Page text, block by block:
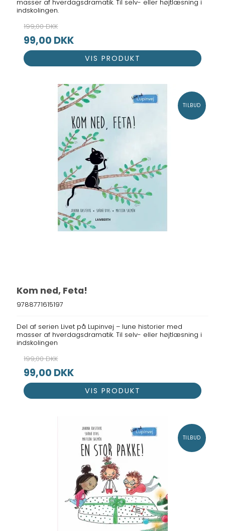
masser af hverdagsdramatik. Til selv- eller højtlæsning i
indskolingen.
199,00 DKK
99,00 DKK
VIS PRODUKT
TILBUD
Kom ned, Feta!
9788771615197
Del af serien Livet på Lupinvej – lune historier med
masser af hverdagsdramatik. Til selv- eller højtlæsning i
indskolingen
199,00 DKK
99,00 DKK
VIS PRODUKT
TILBUD